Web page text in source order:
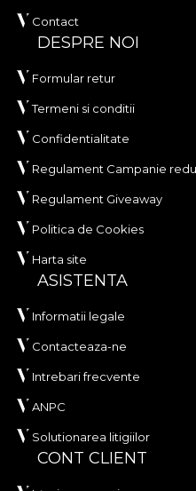
Contact
DESPRE NOI
Formular retur
Termeni si conditii
Confidentialitate
Regulament Campanie
Regulament Giveaway
Politica de Cookies
Harta site
ASISTENTA
Informatii legale
Contacteaza-ne
Intrebari frecvente
ANPC
Solutionarea litigiilor
CONT CLIENT